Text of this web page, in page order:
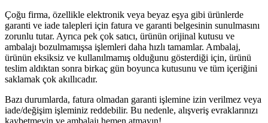
Çoğu firma, özellikle elektronik veya beyaz eşya gibi ürünlerde
garanti ve iade talepleri için fatura ve garanti belgesinin sunulmasını
zorunlu tutar. Ayrıca pek çok satıcı, ürünün orijinal kutusu ve
ambalajı bozulmamışsa işlemleri daha hızlı tamamlar. Ambalaj,
ürünün eksiksiz ve kullanılmamış olduğunu gösterdiği için, ürünü
teslim aldıktan sonra birkaç gün boyunca kutusunu ve tüm içeriğini
saklamak çok akıllıcadır.
Bazı durumlarda, fatura olmadan garanti işlemine izin verilmez veya
iade/değişim işleminiz reddebilir. Bu nedenle, alışveriş evraklarınızı
kaybetmeyin ve ambalajı hemen atmayın!